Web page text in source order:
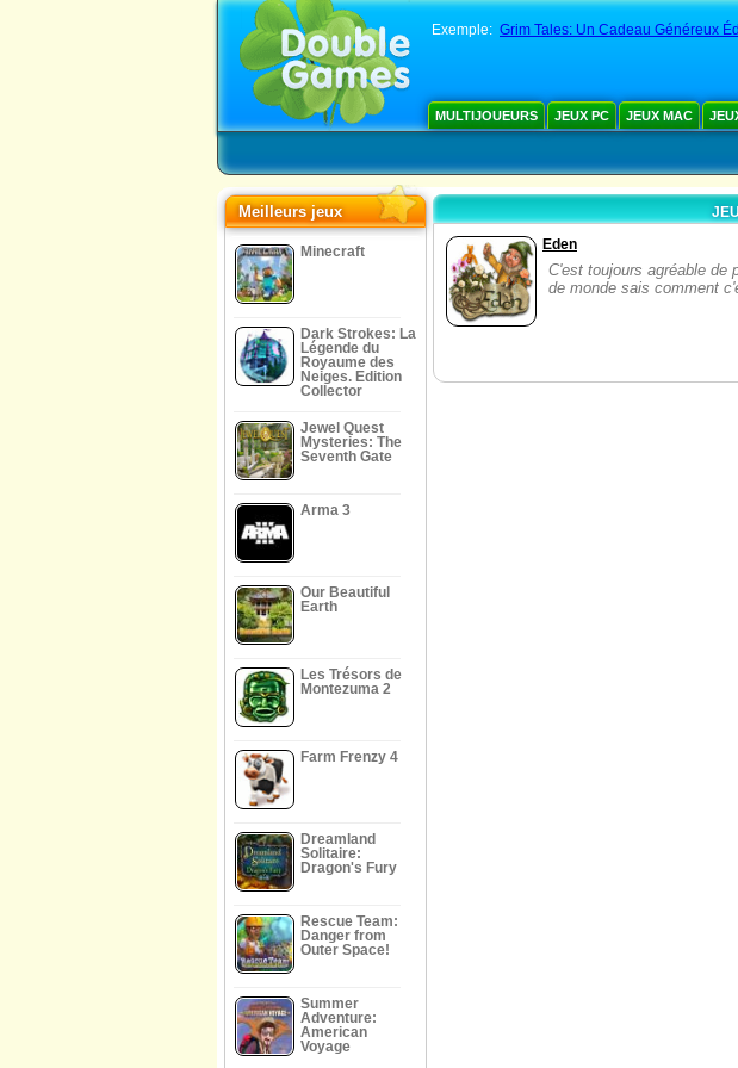
Exemple: Grim Tales: Un Cadeau Généreux
MULTIJOUEURS JEUX PC JEUX MAC
Meilleurs jeux
Minecraft
Dark Strokes: La
Légende du
Royaume des
Neiges. Edition
Collector
Jewel Quest
Mysteries: The
Seventh Gate
Arma 3
Our Beautiful
Earth
Les Trésors de
Montezuma 2
Farm Frenzy 4
Dreamland
Solitaire:
Dragon's Fury
Rescue Team:
Danger from
Outer Space!
Summer
Adventure:
American
Voyage
Eden
C'est toujours agréable de
de monde sais comment